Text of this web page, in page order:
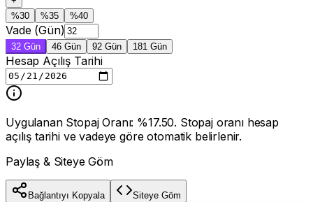
%30 %35 %40
Vade (Gün)
32 Gün 46 Gün 92 Gün 181 Gün
Hesap Açılış Tarihi
Uygulanan Stopaj Oranı: %17.50. Stopaj oranı hesap
açılış tarihi ve vadeye göre otomatik belirlenir.
Paylaş & Siteye Göm
Bağlantıyı Kopyala Siteye Göm